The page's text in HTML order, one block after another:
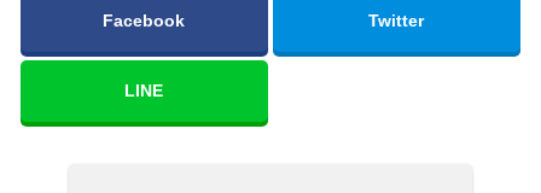
Facebook Twitter
LINE